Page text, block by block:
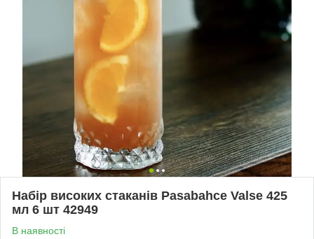
Набір високих стаканів Pasabahce Valse 425
мл 6 шт 42949
В наявності